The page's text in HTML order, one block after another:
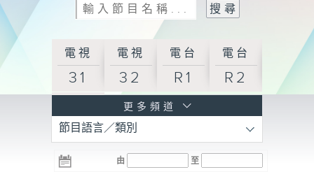
電視
31
電視
32
電台
R1
電台
R2
R3
電台 電台 電台
更多頻道
節目語言／類別
由 至